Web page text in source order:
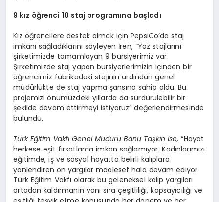
9 kız öğrenci 10 staj programına başladı
Kız öğrencilere destek olmak için PepsiCo’da staj
imkanı sağladıklarını söyleyen İren, “Yaz stajlarını
şirketimizde tamamlayan 9 bursiyerimiz var.
Şirketimizde staj yapan bursiyerlerimizin içinden bir
öğrencimiz fabrikadaki stajının ardından genel
müdürlükte de staj yapma şansına sahip oldu. Bu
projemizi önümüzdeki yıllarda da sürdürülebilir bir
şekilde devam ettirmeyi istiyoruz” değerlendirmesinde
bulundu.
Türk Eğitim Vakfı Genel Müdürü Banu Taşkın ise,“Hayat
herkese eşit fırsatlarda imkan sağlamıyor. Kadınlarımızı
eğitimde, iş ve sosyal hayatta belirli kalıplara
yönlendiren ön yargılar maalesef hala devam ediyor.
Türk Eğitim Vakfı olarak bu geleneksel kalıp yargıları
ortadan kaldırmanın yanı sıra çeşitliliği, kapsayıcılığı ve